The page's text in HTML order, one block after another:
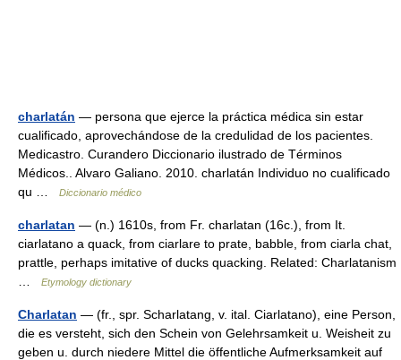
charlatán — persona que ejerce la práctica médica sin estar
cualificado, aprovechándose de la credulidad de los pacientes.
Medicastro. Curandero Diccionario ilustrado de Términos
Médicos.. Alvaro Galiano. 2010. charlatán Individuo no cualificado
qu …
Diccionario médico
charlatan — (n.) 1610s, from Fr. charlatan (16c.), from It.
ciarlatano a quack, from ciarlare to prate, babble, from ciarla chat,
prattle, perhaps imitative of ducks quacking. Related: Charlatanism
Etymology dictionary
Charlatan — (fr., spr. Scharlatang, v. ital. Ciarlatano), eine Person,
die es versteht, sich den Schein von Gelehrsamkeit u. Weisheit zu
geben u. durch niedere Mittel die öffentliche Aufmerksamkeit auf